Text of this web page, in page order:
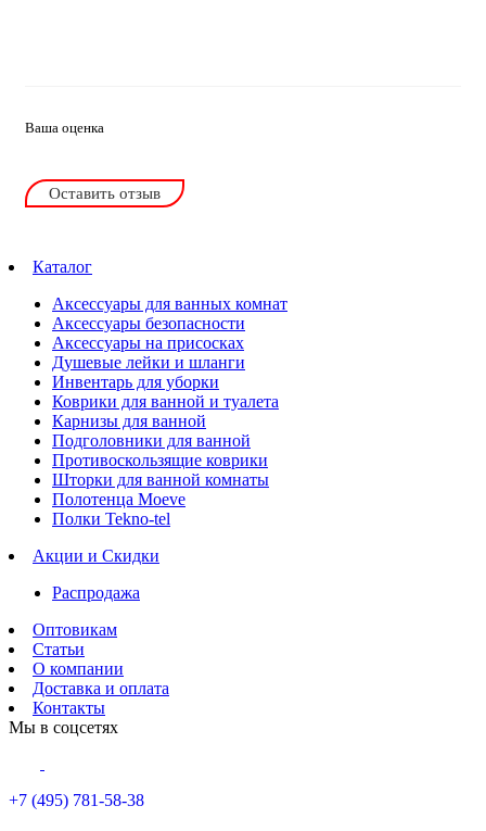
Ваша оценка
Оставить отзыв
Каталог
Аксессуары для ванных комнат
Аксессуары безопасности
Аксессуары на присосках
Душевые лейки и шланги
Инвентарь для уборки
Коврики для ванной и туалета
Карнизы для ванной
Подголовники для ванной
Противоскользящие коврики
Шторки для ванной комнаты
Полотенца Moeve
Полки Tekno-tel
Акции и Скидки
Распродажа
Оптовикам
Статьи
О компании
Доставка и оплата
Контакты
Мы в соцсетях
+7 (495) 781-58-38